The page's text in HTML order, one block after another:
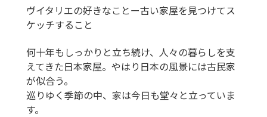
ヴイタリエの好きなことー古い家屋を見つけてス
ケッチすること
何十年もしっかりと立ち続け、人々の暮らしを支
えてきた日本家屋。やはり日本の風景には古民家
が似合う。
巡りゆく季節の中、家は今日も堂々と立っていま
す。